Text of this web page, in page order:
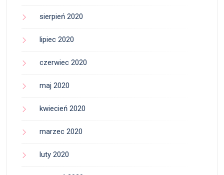
sierpień 2020
lipiec 2020
czerwiec 2020
maj 2020
kwiecień 2020
marzec 2020
luty 2020